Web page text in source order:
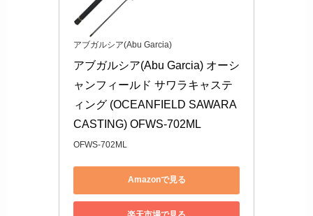
アブガルシア(Abu Garcia)
アブガルシア(Abu Garcia) オーシ
ャンフィールド サワラキャステ
ィング (OCEANFIELD SAWARA
CASTING) OFWS-702ML
OFWS-702ML
Amazonで見る